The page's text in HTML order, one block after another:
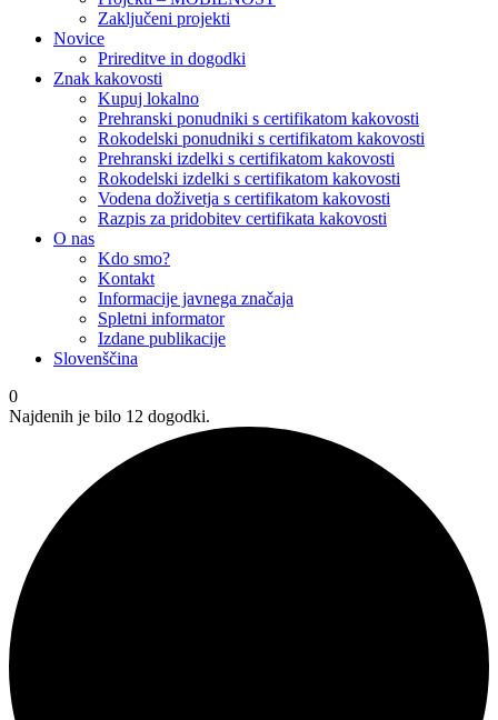
Zaključeni projekti
Novice
Prireditve in dogodki
Znak kakovosti
Kupuj lokalno
Prehranski ponudniki s certifikatom kakovosti
Rokodelski ponudniki s certifikatom kakovosti
Prehranski izdelki s certifikatom kakovosti
Rokodelski izdelki s certifikatom kakovosti
Vodena doživetja s certifikatom kakovosti
Razpis za pridobitev certifikata kakovosti
O nas
Kdo smo?
Kontakt
Informacije javnega značaja
Spletni informator
Izdane publikacije
Slovenščina
0
Najdenih je bilo 12 dogodki.